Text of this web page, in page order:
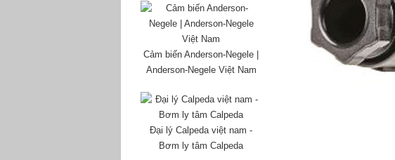
Cảm biến Anderson-Negele |
Anderson-Negele Việt Nam
Đại lý Calpeda việt nam -
Bơm ly tâm Calpeda